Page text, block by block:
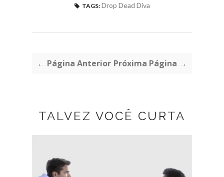
TAGS: Drop Dead Diva
← Página Anterior Próxima Página →
TALVEZ VOCÊ CURTA